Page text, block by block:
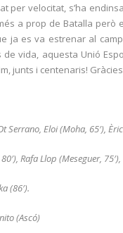
velocitat, s’ha
a prop de Batalla
ja es va estrenar al
de vida, aquesta Unió
junts i centenaris!
Eloi (Moha, 65′),
Rafa Llop (Meseguer,
(86′).
(Ascó)